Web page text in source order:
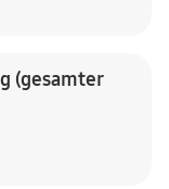
(gesamter